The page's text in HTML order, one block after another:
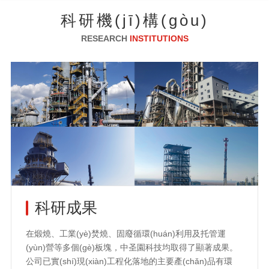
科研機(jī)構(gòu)
RESEARCH INSTITUTIONS
科研成果
在煅燒、工業(yè)焚燒、固廢循環(huán)利用及托管運
(yùn)營等多個(gè)板塊，中圣園科技均取得了顯著成果。
公司已實(shí)現(xiàn)工程化落地的主要產(chǎn)品有環